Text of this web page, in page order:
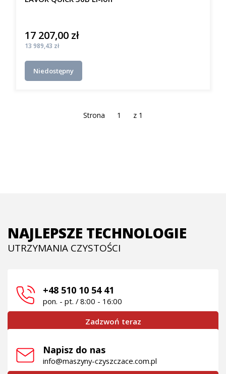
Cena
17 207,00 zł
Cena
13 989,43 zł
Niedostępny
Strona z 1
NAJLEPSZE TECHNOLOGIE
UTRZYMANIA CZYSTOŚCI
+48 510 10 54 41
pon. - pt. / 8:00 - 16:00
Zadzwoń teraz
Napisz do nas
info@maszyny-czyszczace.com.pl